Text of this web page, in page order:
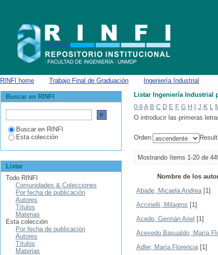
RINFI home Trabajo Final de Graduación Ingeniería Industrial
Listar Ingeniería Industrial
0-9 A B C D E F G H J K L
O introducir las primeras
Orden:
Mostrando ítems 1-20 de
Nombre de los
Abade, Micaela Andrea[1]
Accinelli, Milagros [1]
Acedo, Germán Ariel [1]
Acevedo Basualdo, María
Adler, María Florencia[1]
Buscar en RINFI
Buscar en RINFI
Esta colección
Listar
Todo RINFI
Comunidades & Colecciones
Por fecha de publicación
Autores
Títulos
Materias
Esta colección
Por fecha de publicación
Autores
Títulos
Materias